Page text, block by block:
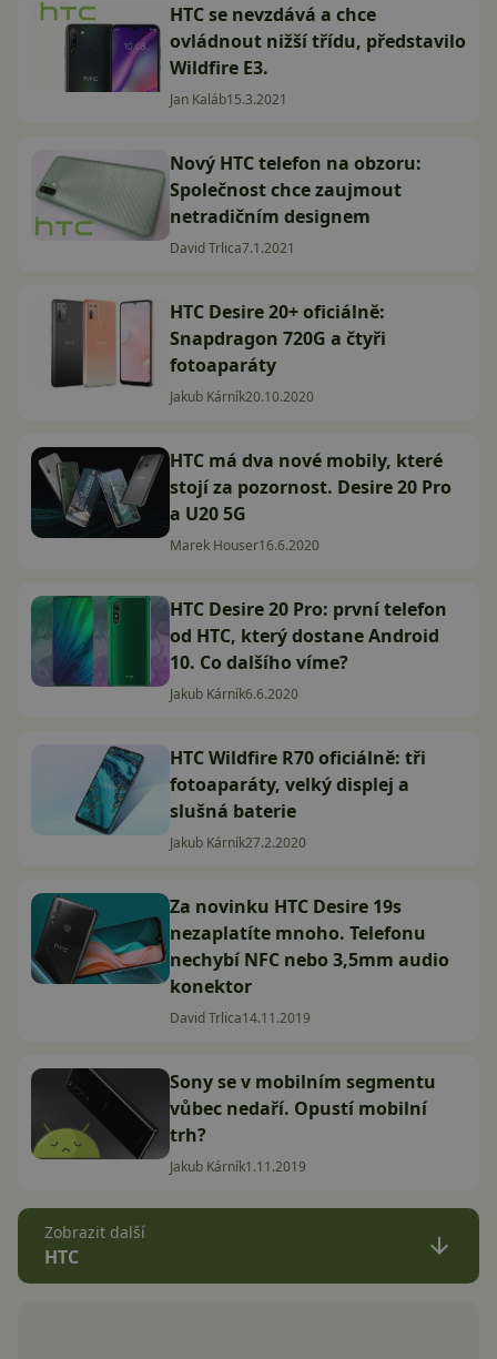
HTC se nevzdává a chce
ovládnout nižší třídu, představilo
Wildfire E3.
Jan Kaláb15.3.2021
Nový HTC telefon na obzoru:
Společnost chce zaujmout
netradičním designem
David Trlica7.1.2021
HTC Desire 20+ oficiálně:
Snapdragon 720G a čtyři
fotoaparáty
Jakub Kárník20.10.2020
HTC má dva nové mobily, které
stojí za pozornost. Desire 20 Pro
a U20 5G
Marek Houser16.6.2020
HTC Desire 20 Pro: první telefon
od HTC, který dostane Android
10. Co dalšího víme?
Jakub Kárník6.6.2020
HTC Wildfire R70 oficiálně: tři
fotoaparáty, velký displej a
slušná baterie
Jakub Kárník27.2.2020
Za novinku HTC Desire 19s
nezaplatíte mnoho. Telefonu
nechybí NFC nebo 3,5mm audio
konektor
David Trlica14.11.2019
Sony se v mobilním segmentu
vůbec nedaří. Opustí mobilní
trh?
Jakub Kárník1.11.2019
Zobrazit další
HTC